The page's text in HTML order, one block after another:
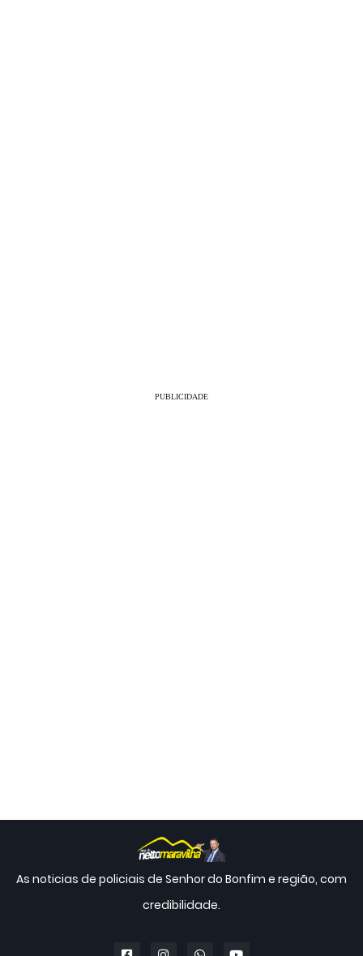
PUBLICIDADE
As noticias de policiais de Senhor do Bonfim e região, com
credibilidade.